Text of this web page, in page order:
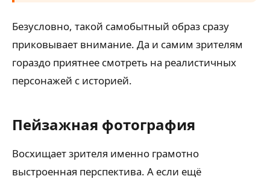
Безусловно, такой самобытный образ сразу
приковывает внимание. Да и самим зрителям
гораздо приятнее смотреть на реалистичных
персонажей с историей.
Пейзажная фотография
Восхищает зрителя именно грамотно
выстроенная перспектива. А если ещё